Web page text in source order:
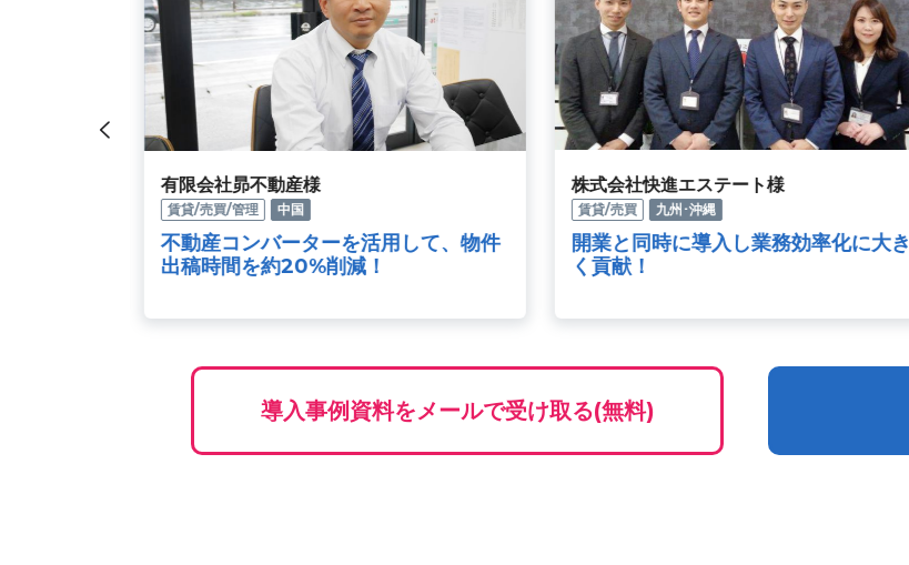
株式会社快進エステート様
賃貸/売買 九州･沖縄
開業と同時に導入し業務効率化に大き
く貢献！
クラッセ住宅販売株式会社様
売買 近畿
一括送信・送信予約機能で顧客の掘り
起こしを行い、長期的な追客を実現！
導入事例資料をメールで受け取る(無料)